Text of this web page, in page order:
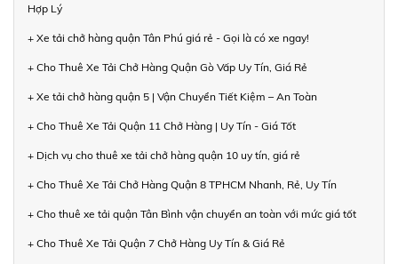
Hợp Lý
+ Xe tải chở hàng quận Tân Phú giá rẻ - Gọi là có xe ngay!
+ Cho Thuê Xe Tải Chở Hàng Quận Gò Vấp Uy Tín, Giá Rẻ
+ Xe tải chở hàng quận 5 | Vận Chuyển Tiết Kiệm – An Toàn
+ Cho Thuê Xe Tải Quận 11 Chở Hàng | Uy Tín - Giá Tốt
+ Dịch vụ cho thuê xe tải chở hàng quận 10 uy tín, giá rẻ
+ Cho Thuê Xe Tải Chở Hàng Quận 8 TPHCM Nhanh, Rẻ, Uy Tín
+ Cho thuê xe tải quận Tân Bình vận chuyển an toàn với mức giá tốt
+ Cho Thuê Xe Tải Quận 7 Chở Hàng Uy Tín & Giá Rẻ